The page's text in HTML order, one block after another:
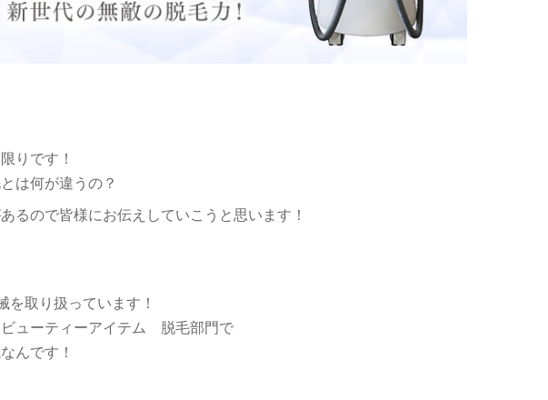
りです！
は何が違うの？
るので皆様にお伝えしていこうと思います！
を取り扱っています！
ューティーアイテム 脱毛部門で
んです！